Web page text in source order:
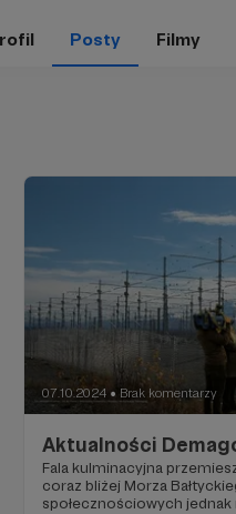
Posty Filmy
07.10.2024 ● Brak komentarzy
Aktualności
Fala kulminacyjna
coraz bliżej Morza
społecznościowych